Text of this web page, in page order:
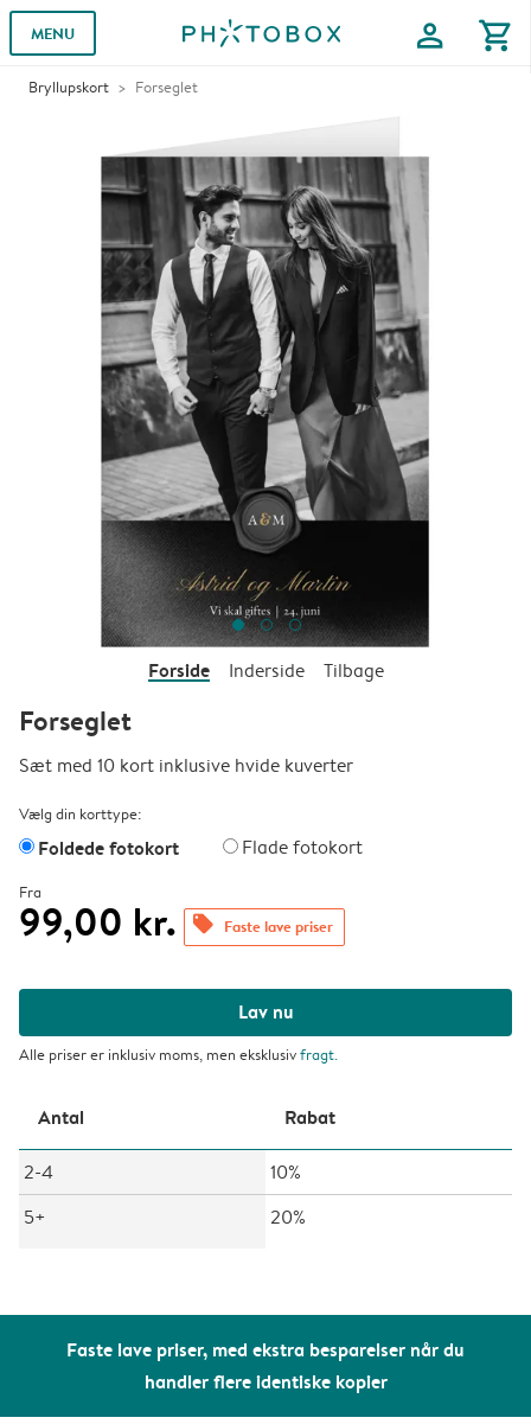
MENU profile shopping_cart
Bryllupskort Forseglet
Faste lave priser, med ekstra besparelser når du
handler flere identiske kopier
Forside Inderside Tilbage
Forseglet
Sæt med 10 kort inklusive hvide kuverter
Vælg din korttype:
Foldede fotokort Flade fotokort
Fra
99,00 kr. offers Faste lave priser
Lav nu
Alle priser er inklusiv moms, men eksklusivfragt.
Antal Rabat
2-4
10%
5+
20%